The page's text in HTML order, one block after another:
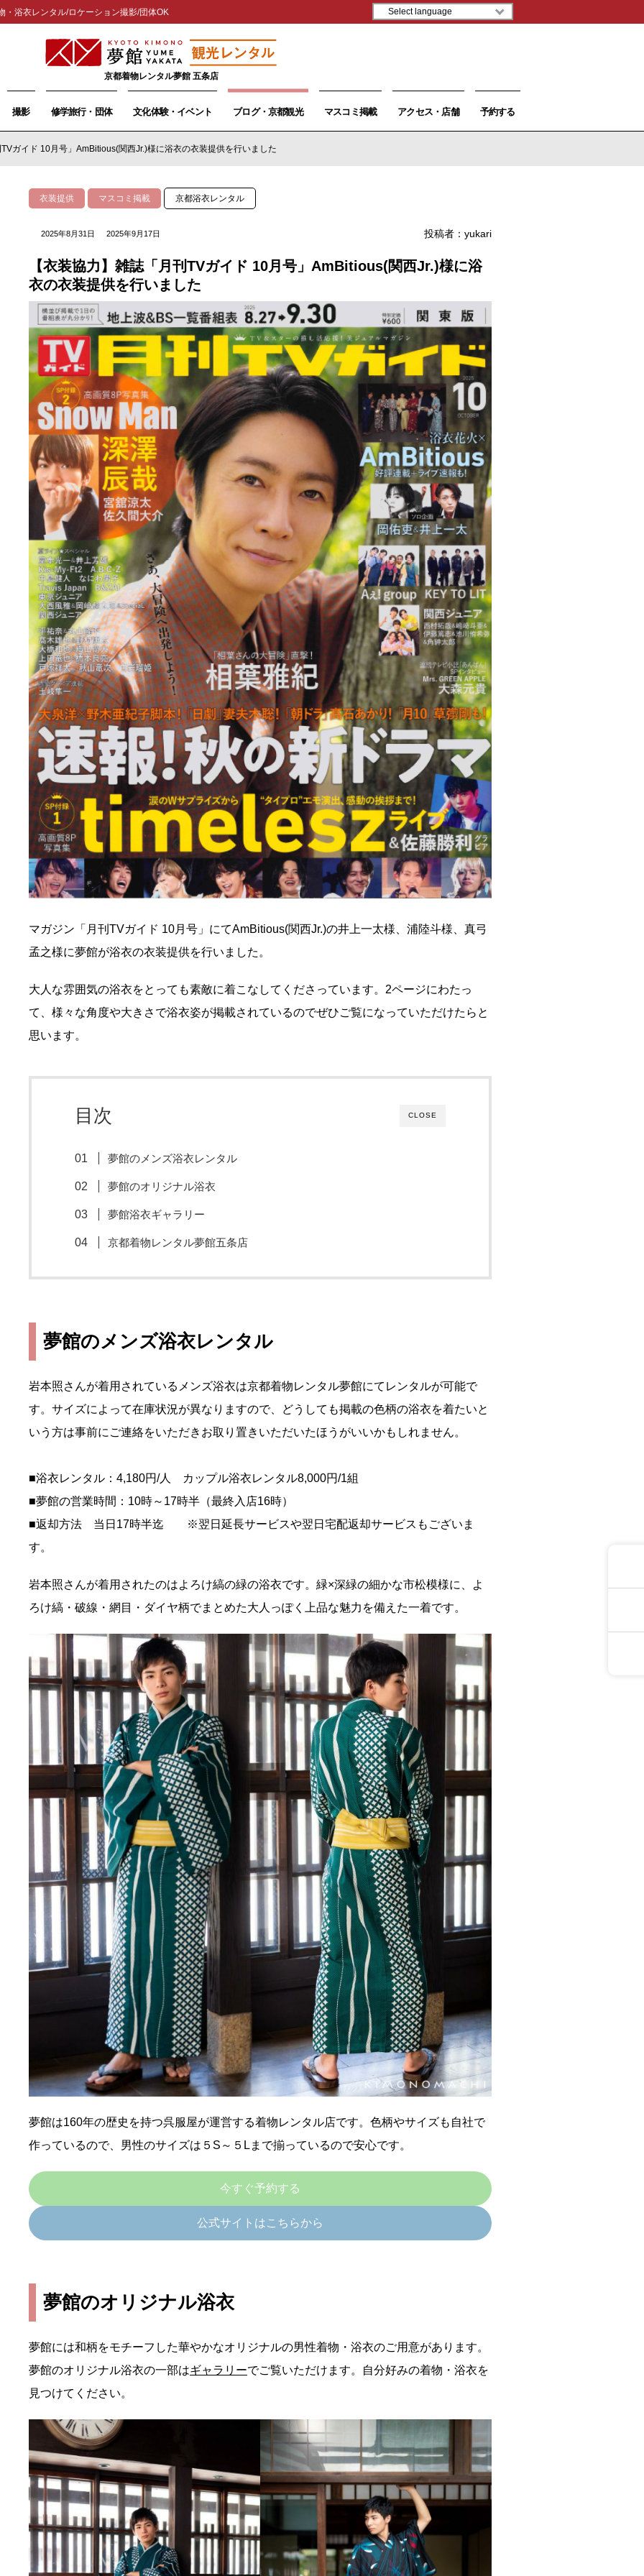
・浴衣レンタル/ロケーション撮影/団体OK
京都着物レンタル夢館 五条店
撮影 修学旅行・団体 文化体験・イベント ブログ・京都観光 マスコミ掲載 アクセス・店舗 予約する
ガイド 10月号」AmBitious(関西Jr.)様に浴衣の衣装提供を行いました
衣装提供 マスコミ掲載 京都浴衣レンタル
2025年8月31日 2025年9月17日 投稿者： yukari
【衣装協力】雑誌「月刊TVガイド 10月号」AmBitious(関西Jr.)様に浴
衣の衣装提供を行いました
マガジン「月刊TVガイド 10月号」にてAmBitious(関西Jr.)の井上一太様、浦陸斗様、真弓
孟之様に夢館が浴衣の衣装提供を行いました。
大人な雰囲気の浴衣をとっても素敵に着こなしてくださっています。2ページにわたっ
て、様々な角度や大きさで浴衣姿が掲載されているのでぜひご覧になっていただけたらと
思います。
CLOSE
目次
夢館のメンズ浴衣レンタル
夢館のオリジナル浴衣
夢館浴衣ギャラリー
京都着物レンタル夢館五条店
夢館のメンズ浴衣レンタル
岩本照さんが着用されているメンズ浴衣は京都着物レンタル夢館にてレンタルが可能で
す。サイズによって在庫状況が異なりますので、どうしても掲載の色柄の浴衣を着たいと
いう方は事前にご連絡をいただきお取り置きいただいたほうがいいかもしれません。
■浴衣レンタル：4,180円/人 カップル浴衣レンタル8,000円/1組
■夢館の営業時間：10時～17時半（最終入店16時）
■返却方法 当日17時半迄 ※翌日延長サービスや翌日宅配返却サービスもございま
す。
岩本照さんが着用されたのはよろけ縞の緑の浴衣です。緑×深緑の細かな市松模様に、よ
ろけ縞・破線・網目・ダイヤ柄でまとめた大人っぽく上品な魅力を備えた一着です。
夢館は160年の歴史を持つ呉服屋が運営する着物レンタル店です。色柄やサイズも自社で
作っているので、男性のサイズは５S～５Lまで揃っているので安心です。
今すぐ予約する
公式サイトはこちらから
夢館のオリジナル浴衣
夢館には和柄をモチーフした華やかなオリジナルの男性着物・浴衣のご用意があります。
夢館のオリジナル浴衣の一部はギャラリーでご覧いただけます。自分好みの着物・浴衣を
見つけてください。